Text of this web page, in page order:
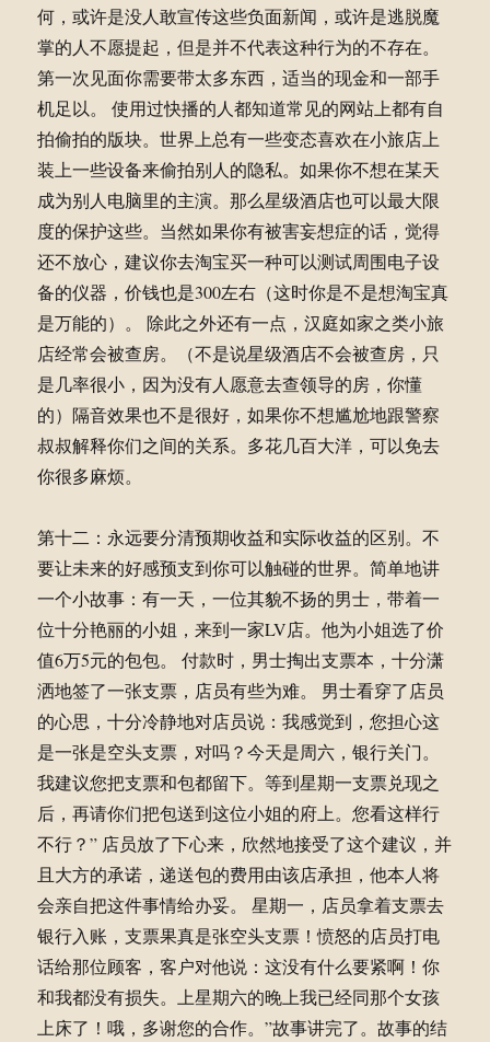
何，或许是没人敢宣传这些负面新闻，或许是逃脱魔
掌的人不愿提起，但是并不代表这种行为的不存在。
第一次见面你需要带太多东西，适当的现金和一部手
机足以。 使用过快播的人都知道常见的网站上都有自
拍偷拍的版块。世界上总有一些变态喜欢在小旅店上
装上一些设备来偷拍别人的隐私。如果你不想在某天
成为别人电脑里的主演。那么星级酒店也可以最大限
度的保护这些。当然如果你有被害妄想症的话，觉得
还不放心，建议你去淘宝买一种可以测试周围电子设
备的仪器，价钱也是300左右（这时你是不是想淘宝真
是万能的）。 除此之外还有一点，汉庭如家之类小旅
店经常会被查房。（不是说星级酒店不会被查房，只
是几率很小，因为没有人愿意去查领导的房，你懂
的）隔音效果也不是很好，如果你不想尴尬地跟警察
叔叔解释你们之间的关系。多花几百大洋，可以免去
你很多麻烦。
第十二：永远要分清预期收益和实际收益的区别。不
要让未来的好感预支到你可以触碰的世界。简单地讲
一个小故事：有一天，一位其貌不扬的男士，带着一
位十分艳丽的小姐，来到一家LV店。他为小姐选了价
值6万5元的包包。 付款时，男士掏出支票本，十分潇
洒地签了一张支票，店员有些为难。 男士看穿了店员
的心思，十分冷静地对店员说：我感觉到，您担心这
是一张是空头支票，对吗？今天是周六，银行关门。
我建议您把支票和包都留下。等到星期一支票兑现之
后，再请你们把包送到这位小姐的府上。您看这样行
不行？” 店员放了下心来，欣然地接受了这个建议，并
且大方的承诺，递送包的费用由该店承担，他本人将
会亲自把这件事情给办妥。 星期一，店员拿着支票去
银行入账，支票果真是张空头支票！愤怒的店员打电
话给那位顾客，客户对他说：这没有什么要紧啊！你
和我都没有损失。上星期六的晚上我已经同那个女孩
上床了！哦，多谢您的合作。”故事讲完了。故事的结